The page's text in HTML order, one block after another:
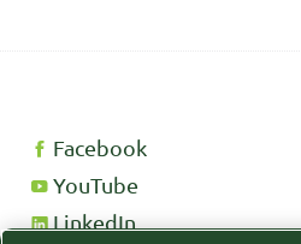
Facebook
YouTube
LinkedIn